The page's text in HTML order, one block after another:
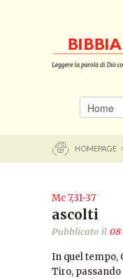
HOMEPAGE
Mc 7,31-37
ascolti
Pubblicato il 08
In quel tempo,
Tiro, passando